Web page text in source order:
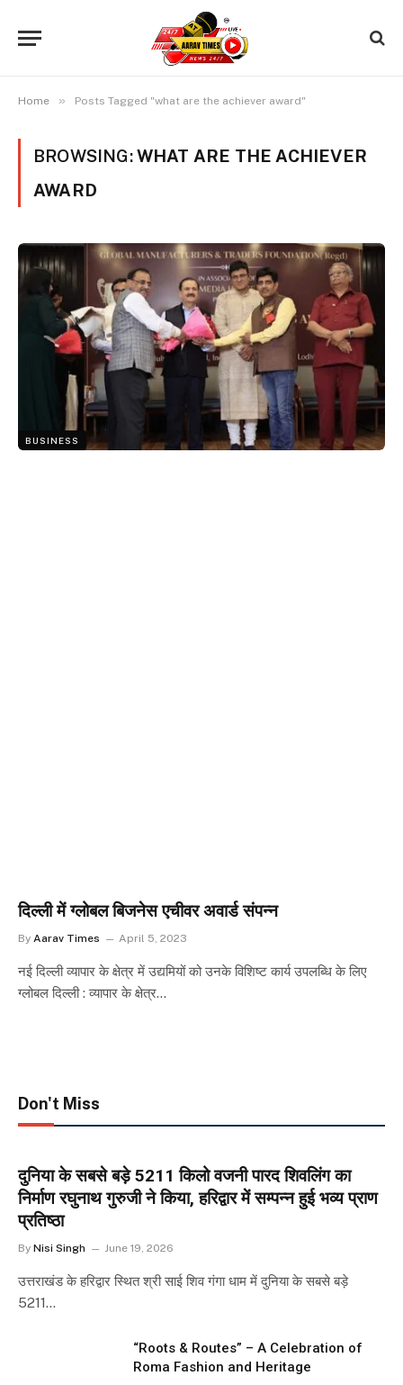
Home » Posts Tagged "what are the achiever award"
BROWSING:WHAT ARE THE ACHIEVER
AWARD
BUSINESS
दिल्ली में ग्लोबल बिजनेस एचीवर अवार्ड संपन्न
By Aarav Times April 5, 2023
नई दिल्ली व्यापार के क्षेत्र में उद्यमियों को उनके विशिष्ट कार्य उपलब्धि के लिए
ग्लोबल दिल्ली : व्यापार के क्षेत्र…
Don't Miss
दुनिया के सबसे बड़े 5211 किलो वजनी पारद शिवलिंग का
निर्माण रघुनाथ गुरुजी ने किया, हरिद्वार में सम्पन्न हुई भव्य प्राण
प्रतिष्ठा
By Nisi Singh June 19, 2026
उत्तराखंड के हरिद्वार स्थित श्री साई शिव गंगा धाम में दुनिया के सबसे बड़े
5211…
“Roots & Routes” – A Celebration of
Roma Fashion and Heritage